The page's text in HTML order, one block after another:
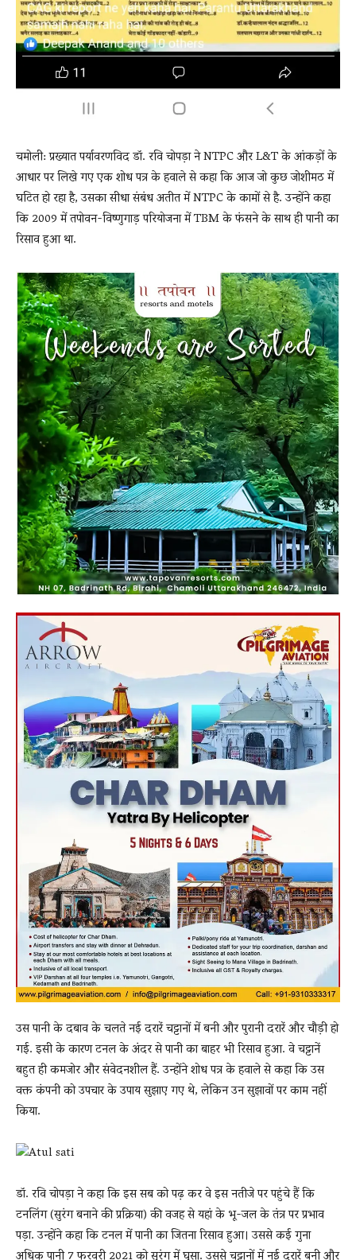
चमोली: प्रख्यात पर्यावरणविद डॉ. रवि चोपड़ा ने NTPC और L&T के आंकड़ों के
आधार पर लिखे गए एक शोध पत्र के हवाले से कहा कि आज जो कुछ जोशीमठ में
घटित हो रहा है, उसका सीधा संबंध अतीत में NTPC के कामों से है. उन्होंने कहा
कि 2009 में तपोवन-विष्णुगाड़ परियोजना में TBM के फंसने के साथ ही पानी का
रिसाव हुआ था.
उस पानी के दबाव के चलते नई दरारें चट्टानों में बनी और पुरानी दरारें और चौड़ी हो
गई. इसी के कारण टनल के अंदर से पानी का बाहर भी रिसाव हुआ. वे चट्टानें
बहुत ही कमजोर और संवेदनशील हैं. उन्होंने शोध पत्र के हवाले से कहा कि उस
वक्त कंपनी को उपचार के उपाय सुझाए गए थे, लेकिन उन सुझावों पर काम नहीं
किया.
डॉ. रवि चोपड़ा ने कहा कि इस सब को पढ़ कर वे इस नतीजे पर पहुंचे हैं कि
टनलिंग (सुरंग बनाने की प्रक्रिया) की वजह से यहां के भू-जल के तंत्र पर प्रभाव
पड़ा. उन्होंने कहा कि टनल में पानी का जितना रिसाव हुआ। उससे कई गुना